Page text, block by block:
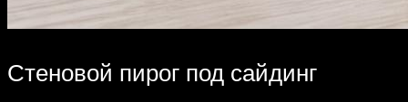
Стеновой пирог под сайдинг